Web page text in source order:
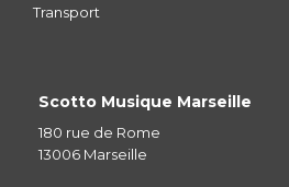
Transport
Scotto Musique Marseille
180 rue de Rome
13006 Marseille